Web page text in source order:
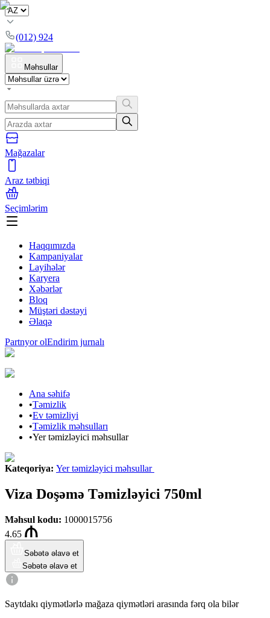
(012) 924
Məhsullar
Mağazalar
Araz tətbiqi
Seçimlərim
Haqqımızda
Kampaniyalar
Layihələr
Karyera
Xəbərlər
Bloq
Müştəri dəstəyi
Əlaqə
Partnyor olEndirim jurnalı
Ana səhifə
•Təmizlik
•Ev təmizliyi
•Təmizlik məhsulları
•Yer təmizləyici məhsullar
Kateqoriya: Yer təmizləyici məhsullar
Viza Doşəmə Təmizləyici 750ml
Məhsul kodu: 1000015756
4.65
Səbətə əlavə et
Səbətə əlavə et
Saytdakı qiymətlərlə mağaza qiymətləri arasında fərq ola bilər